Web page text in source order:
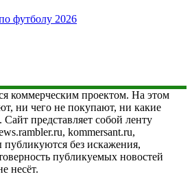
футболу 2026
коммерческим проектом. На этом
ни чего не покупают, ни какие
представляет собой ленту
kommersant.ru,
без искажения,
публикуемых новостей
несёт.